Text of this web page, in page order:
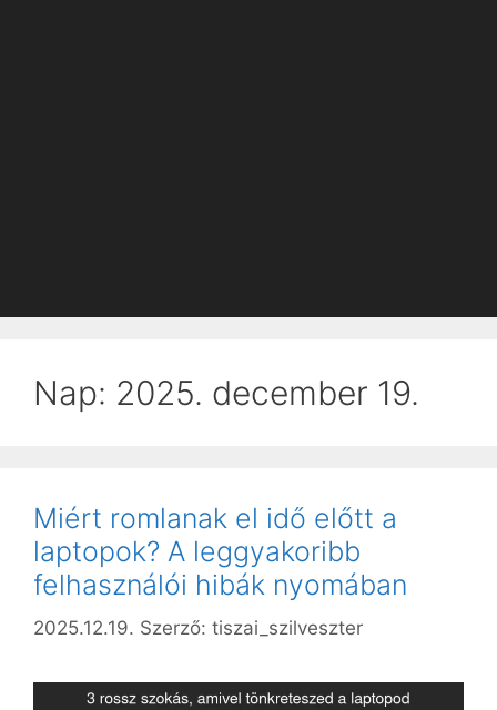
Nap: 2025. december 19.
Miért romlanak el idő előtt a
laptopok? A leggyakoribb
felhasználói hibák nyomában
2025.12.19. Szerző: tiszai_szilveszter